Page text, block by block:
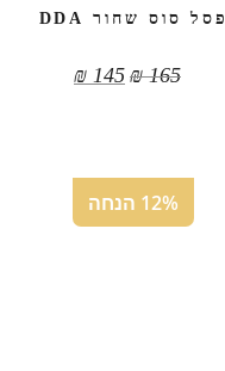
פסל סוס שחור DDA
₪165
₪ 145
12% הנחה